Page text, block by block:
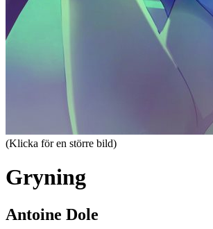
(Klicka för en större bild)
Gryning
Antoine Dole